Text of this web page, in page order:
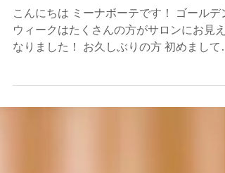
ランキング！
こんにちは ミーナボーテです！ ゴールデ
ウィークはたくさんの方がサロンにお見え
方 いや～わたくしも１０連休を 楽しみま
たよ～😆 サロンとプライベートと、、、